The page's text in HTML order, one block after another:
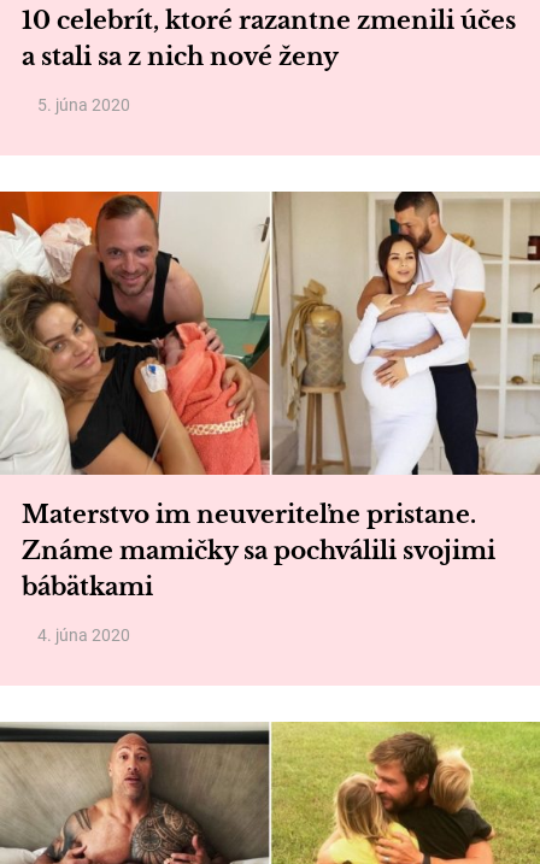
10 celebrít, ktoré razantne zmenili účes
a stali sa z nich nové ženy
5. júna 2020
Materstvo im neuveriteľne pristane.
Známe mamičky sa pochválili svojimi
bábätkami
4. júna 2020